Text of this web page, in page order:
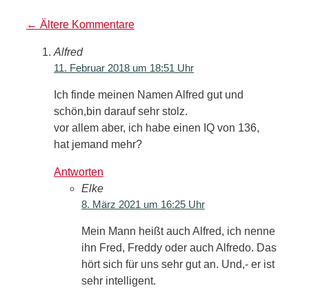
Kommentarnavigation
← Ältere Kommentare
Alfred
11. Februar 2018 um 18:51 Uhr
Ich finde meinen Namen Alfred gut und
schön,bin darauf sehr stolz.
vor allem aber, ich habe einen IQ von 136,
hat jemand mehr?
Antworten
Elke
8. März 2021 um 16:25 Uhr
Mein Mann heißt auch Alfred, ich nenne
ihn Fred, Freddy oder auch Alfredo. Das
hört sich für uns sehr gut an. Und,- er ist
sehr intelligent.